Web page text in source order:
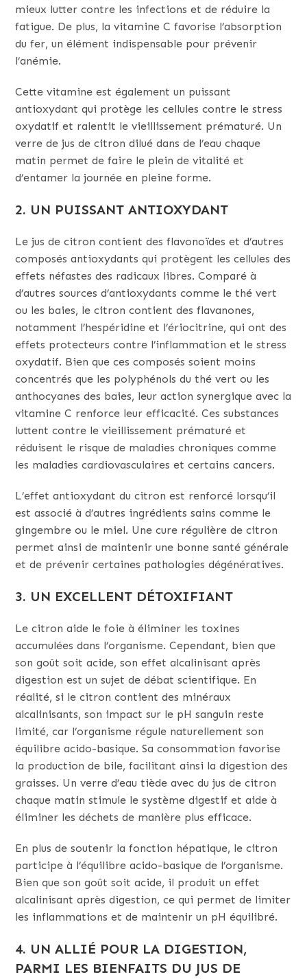
mieux lutter contre les infections et de réduire la
fatigue. De plus, la vitamine C favorise l’absorption
du fer, un élément indispensable pour prévenir
l’anémie.
Cette vitamine est également un puissant
antioxydant qui protège les cellules contre le stress
oxydatif et ralentit le vieillissement prématuré. Un
verre de jus de citron dilué dans de l’eau chaque
matin permet de faire le plein de vitalité et
d’entamer la journée en pleine forme.
2. UN PUISSANT ANTIOXYDANT
Le jus de citron contient des flavonoïdes et d’autres
composés antioxydants qui protègent les cellules des
effets néfastes des radicaux libres. Comparé à
d’autres sources d’antioxydants comme le thé vert
ou les baies, le citron contient des flavanones,
notamment l’hespéridine et l’ériocitrine, qui ont des
effets protecteurs contre l’inflammation et le stress
oxydatif. Bien que ces composés soient moins
concentrés que les polyphénols du thé vert ou les
anthocyanes des baies, leur action synergique avec la
vitamine C renforce leur efficacité. Ces substances
luttent contre le vieillissement prématuré et
réduisent le risque de maladies chroniques comme
les maladies cardiovasculaires et certains cancers.
L’effet antioxydant du citron est renforcé lorsqu’il
est associé à d’autres ingrédients sains comme le
gingembre ou le miel. Une cure régulière de citron
permet ainsi de maintenir une bonne santé générale
et de prévenir certaines pathologies dégénératives.
3. UN EXCELLENT DÉTOXIFIANT
Le citron aide le foie à éliminer les toxines
accumulées dans l’organisme. Cependant, bien que
son goût soit acide, son effet alcalinisant après
digestion est un sujet de débat scientifique. En
réalité, si le citron contient des minéraux
alcalinisants, son impact sur le pH sanguin reste
limité, car l’organisme régule naturellement son
équilibre acido-basique. Sa consommation favorise
la production de bile, facilitant ainsi la digestion des
graisses. Un verre d’eau tiède avec du jus de citron
chaque matin stimule le système digestif et aide à
éliminer les déchets de manière plus efficace.
En plus de soutenir la fonction hépatique, le citron
participe à l’équilibre acido-basique de l’organisme.
Bien que son goût soit acide, il produit un effet
alcalinisant après digestion, ce qui permet de limiter
les inflammations et de maintenir un pH équilibré.
4. UN ALLIÉ POUR LA DIGESTION,
PARMI LES BIENFAITS DU JUS DE